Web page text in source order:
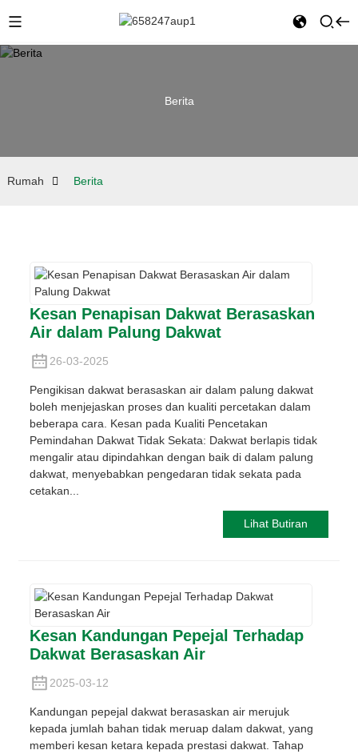
Berita
Rumah Berita
Kesan Penapisan Dakwat Berasaskan
Air dalam Palung Dakwat
26-03-2025
Pengikisan dakwat berasaskan air dalam palung dakwat
boleh menjejaskan proses dan kualiti percetakan dalam
beberapa cara. Kesan pada Kualiti Pencetakan
Pemindahan Dakwat Tidak Sekata: Dakwat berlapis tidak
mengalir atau dipindahkan dengan baik di dalam palung
dakwat, menyebabkan pengedaran tidak sekata pada
cetakan...
Lihat Butiran
Kesan Kandungan Pepejal Terhadap
Dakwat Berasaskan Air
2025-03-12
Kandungan pepejal dakwat berasaskan air merujuk
kepada jumlah bahan tidak meruap dalam dakwat, yang
memberi kesan ketara kepada prestasi dakwat. Tahap